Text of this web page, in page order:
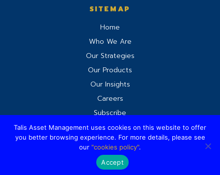
SITEMAP
Home
Who We Are
Our Strategies
Our Products
Our Insights
Careers
Subscribe
©2026 Talis Asset Management Company Limited.
All Rights Reserved.
Privacy Policy
Talis Asset Management uses cookies on this website to offer
you better browsing experience. For more details, please see
our "cookies policy".
Accept